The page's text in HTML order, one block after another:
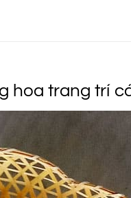
hoa trang trí